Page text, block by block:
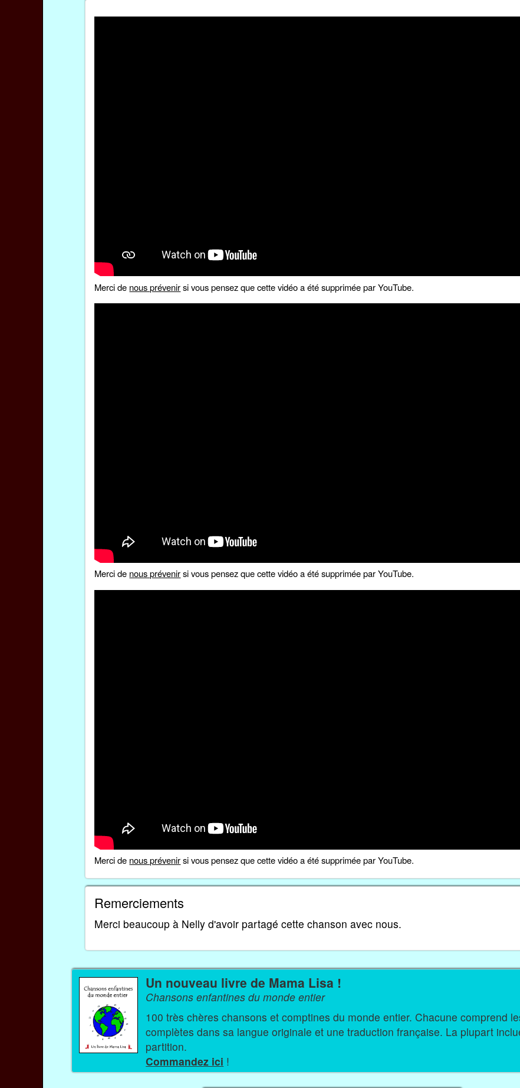
Merci de nous prévenirsi vous pensez que cette vidéo a été supprimée par YouTube.
Merci de nous prévenirsi vous pensez que cette vidéo a été supprimée par YouTube.
Merci de nous prévenirsi vous pensez que cette vidéo a été supprimée par YouTube.
Remerciements
Merci beaucoup à Nelly d'avoir partagé cette chanson avec nous.
Un nouveau livre de Mama Lisa !
Chansons enfantines du monde entier
100 très chères chansons et comptines du monde entier. Chacune comprend les paroles
complètes dans sa langue originale et une traduction française. La plupart
partition.
Commandez ici !